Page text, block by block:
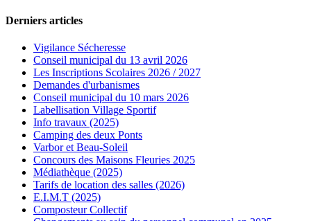
Derniers articles
Vigilance Sécheresse
Conseil municipal du 13 avril 2026
Les Inscriptions Scolaires 2026 / 2027
Demandes d'urbanismes
Conseil municipal du 10 mars 2026
Labellisation Village Sportif
Info travaux (2025)
Camping des deux Ponts
Varbor et Beau-Soleil
Concours des Maisons Fleuries 2025
Médiathèque (2025)
Tarifs de location des salles (2026)
E.I.M.T (2025)
Composteur Collectif